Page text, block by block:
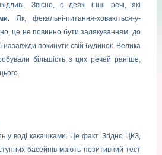
Звісно, є деякі інші речі, які
Як, фекальні-питання-ховаються-у-
це не повинно бути залякуванням, до
назавжди покинути свій будинок. Велика
більшість з цих речей раніше,
у воді какашками. Це факт.Згідно ЦКЗ,
басейнів мають позитивний тест